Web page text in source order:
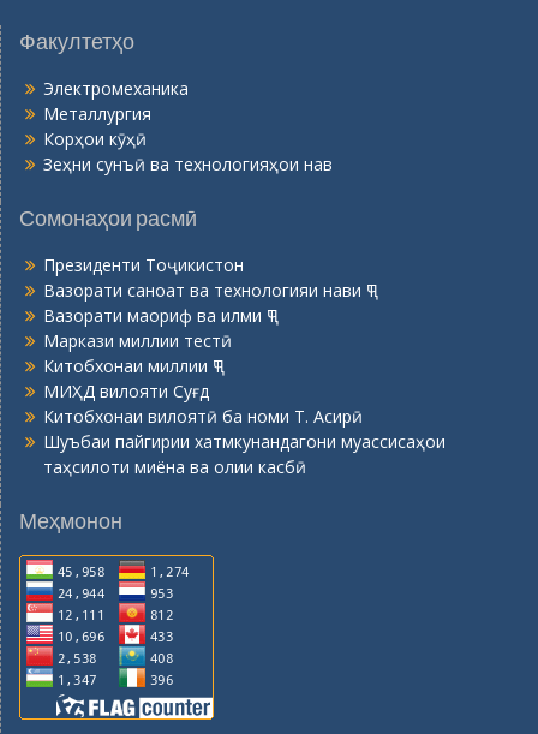
Факултетҳо
Электромеханика
Металлургия
Корҳои кӯҳӣ
Зеҳни сунъӣ ва технологияҳои нав
Сомонаҳои расмӣ
Президенти Тоҷикистон
Вазорати саноат ва технологияи нави ҶТ
Вазорати маориф ва илми ҶТ
Маркази миллии тестӣ
Китобхонаи миллии ҶТ
МИҲД вилояти Суғд
Китобхонаи вилоятӣ ба номи Т. Асирӣ
Шуъбаи пайгирии хатмкунандагони муассисаҳои
таҳсилоти миёна ва олии касбӣ
Меҳмонон